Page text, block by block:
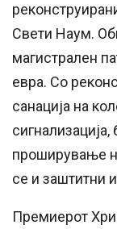
Свети Наум.
магистрален
евра. Со
санација на
проширување
се и заштитни
Премиерот